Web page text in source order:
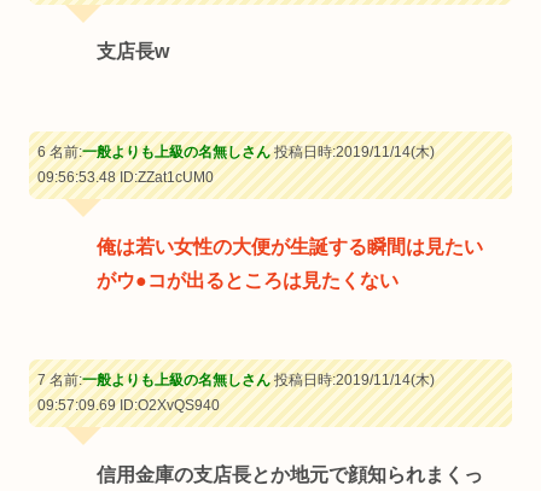
支店長w
6 名前:一般よりも上級の名無しさん投稿日時:2019/11/14(木)
09:56:53.48ID:ZZat1cUM0
俺は若い女性の大便が生誕する瞬間は見たい
がウ●コが出るところは見たくない
7 名前:一般よりも上級の名無しさん投稿日時:2019/11/14(木)
09:57:09.69ID:O2XvQS940
信用金庫の支店長とか地元で顔知られまくっ